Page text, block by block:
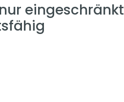
eingeschränkt